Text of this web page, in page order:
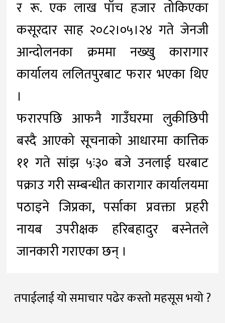
र रू. एक लाख पाँच हजार तोकिएका
कसूरदार साह २०८२।०५।२४ गते जेनजी
आन्दोलनका क्रममा नख्खु कारागार
कार्यालय ललितपुरबाट फरार भएका थिए
।
फरारपछि आफनै गाउँघरमा लुकीछिपी
बस्दै आएको सूचनाको आधारमा कात्तिक
११ गते सांझ ५ः३० बजे उनलाई घरबाट
पक्राउ गरी सम्बन्धीत कारागार कार्यालयमा
पठाइने जिप्रका, पर्साका प्रवक्ता प्रहरी
नायब उपरीक्षक हरिबहादुर बस्नेतले
जानकारी गराएका छन् ।
तपाईलाई यो समाचार पढेर कस्तो महसूस भयो ?